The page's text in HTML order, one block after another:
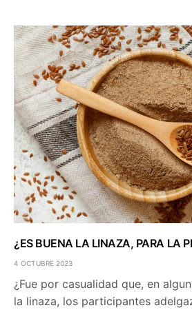
¿ES BUENA LA LINAZA, PARA LA
4 OCTUBRE 2023
¿Fue por casualidad que, en
la linaza, los participantes